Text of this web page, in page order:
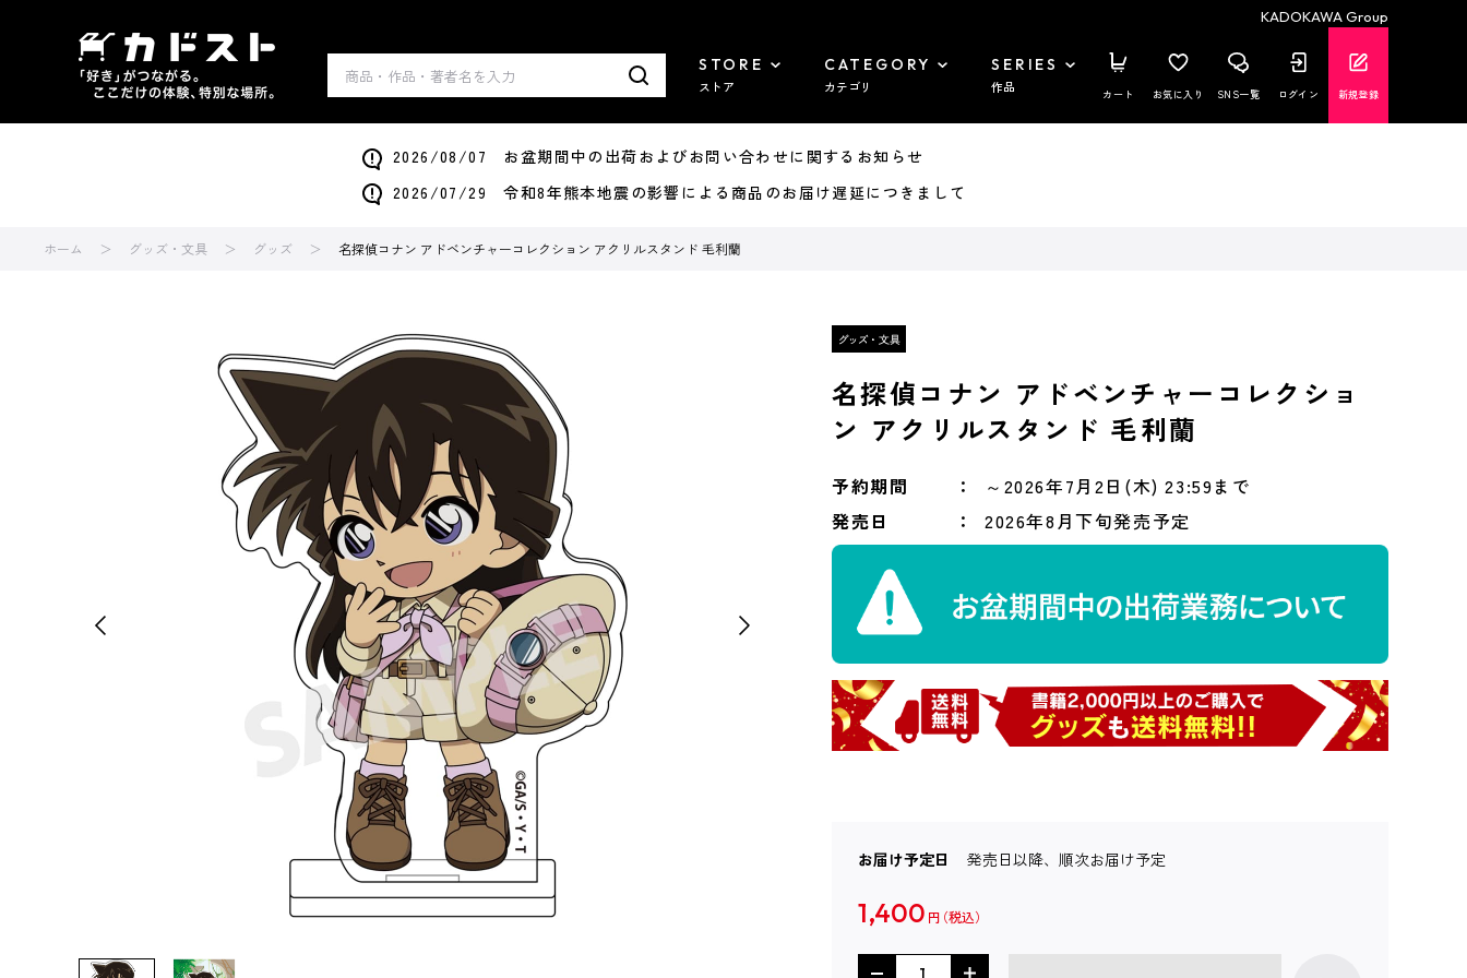
KADOKAWA Group
STORE
ストア
CATEGORY
カテゴリ
SERIES
作品 カート お気に入り SNS一覧 ログイン 新規登録
2026/08/07 お盆期間中の出荷およびお問い合わせに関するお知らせ
2026/07/29 令和8年熊本地震の影響による商品のお届け遅延につきまして
ホーム グッズ・文具 グッズ 名探偵コナン アドベンチャーコレクション アクリルスタンド 毛利蘭
名探偵コナン アドベンチャーコレクショ
ン アクリルスタンド 毛利蘭
予約期間
～2026年7月2日(木) 23:59まで
発売日
2026年8月下旬発売予定
お届け予定日 発売日以降、順次お届け予定
1,400 円